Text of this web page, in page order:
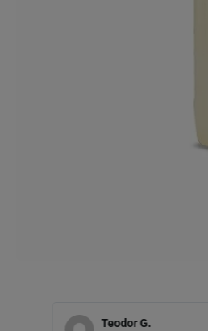
Teodor G.